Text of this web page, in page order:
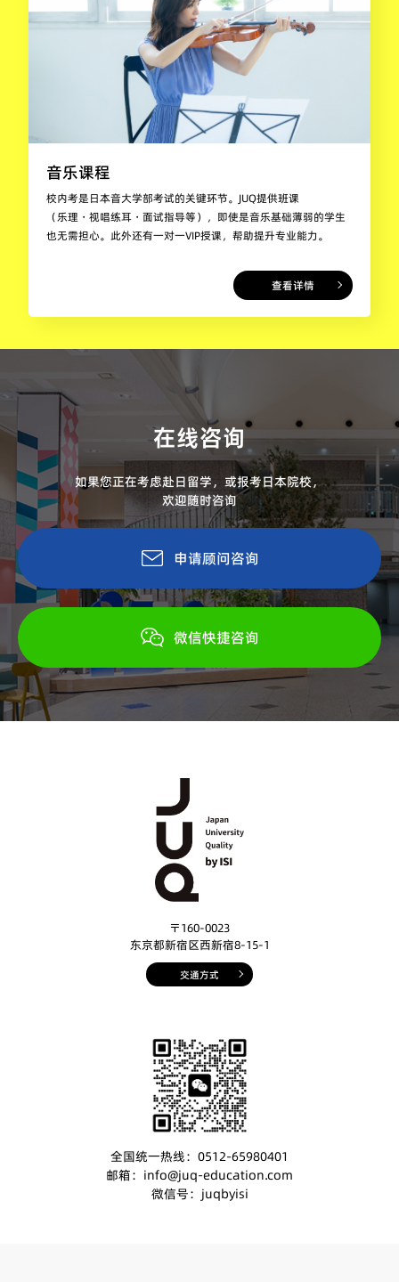
音乐课程
校内考是日本音大学部考试的关键环节。JUQ提供班课
（乐理・视唱练耳・面试指导等），即使是音乐基础薄弱的学生
也无需担心。此外还有一对一VIP授课，帮助提升专业能力。
查看详情
在线咨询
如果您正在考虑赴日留学，或报考日本院校，
欢迎随时咨询
申请顾问咨询
微信快捷咨询
〒160-0023
东京都新宿区西新宿8-15-1
交通方式
全国统一热线：0512-65980401
邮箱：info@juq-education.com
微信号：juqbyisi